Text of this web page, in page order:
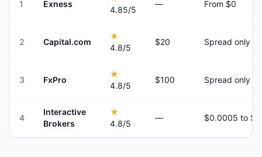
1 Exness
4.85/5
— From $0
2 Capital.com
★
4.8/5
$20 Spread only
3 FxPro
★
4.8/5
$100 Spread only
4
Interactive
Brokers
★
4.8/5
—